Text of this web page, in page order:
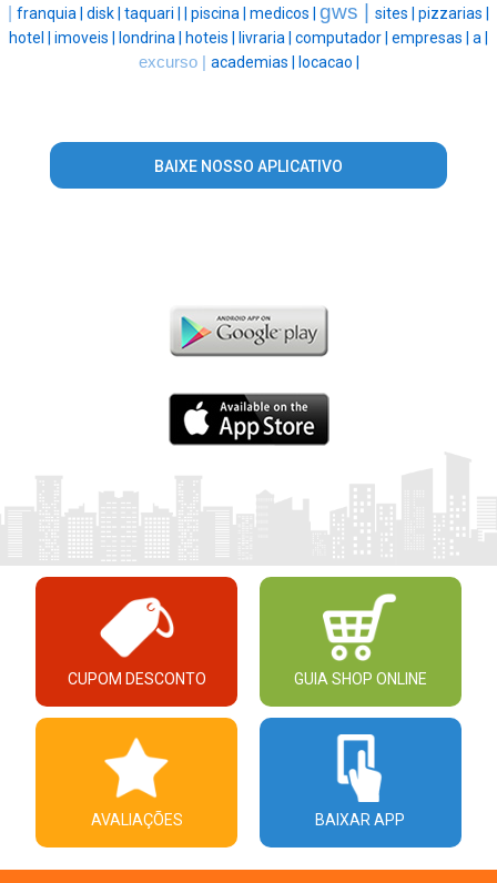
franquia | disk | taquari | | piscina | medicos | gws | sites | pizzarias |
hotel | imoveis | londrina | hoteis | livraria | computador | empresas | a |
excurso | academias | locacao |
BAIXE NOSSO APLICATIVO
CUPOM DESCONTO GUIA SHOP ONLINE
AVALIAÇÕES BAIXAR APP